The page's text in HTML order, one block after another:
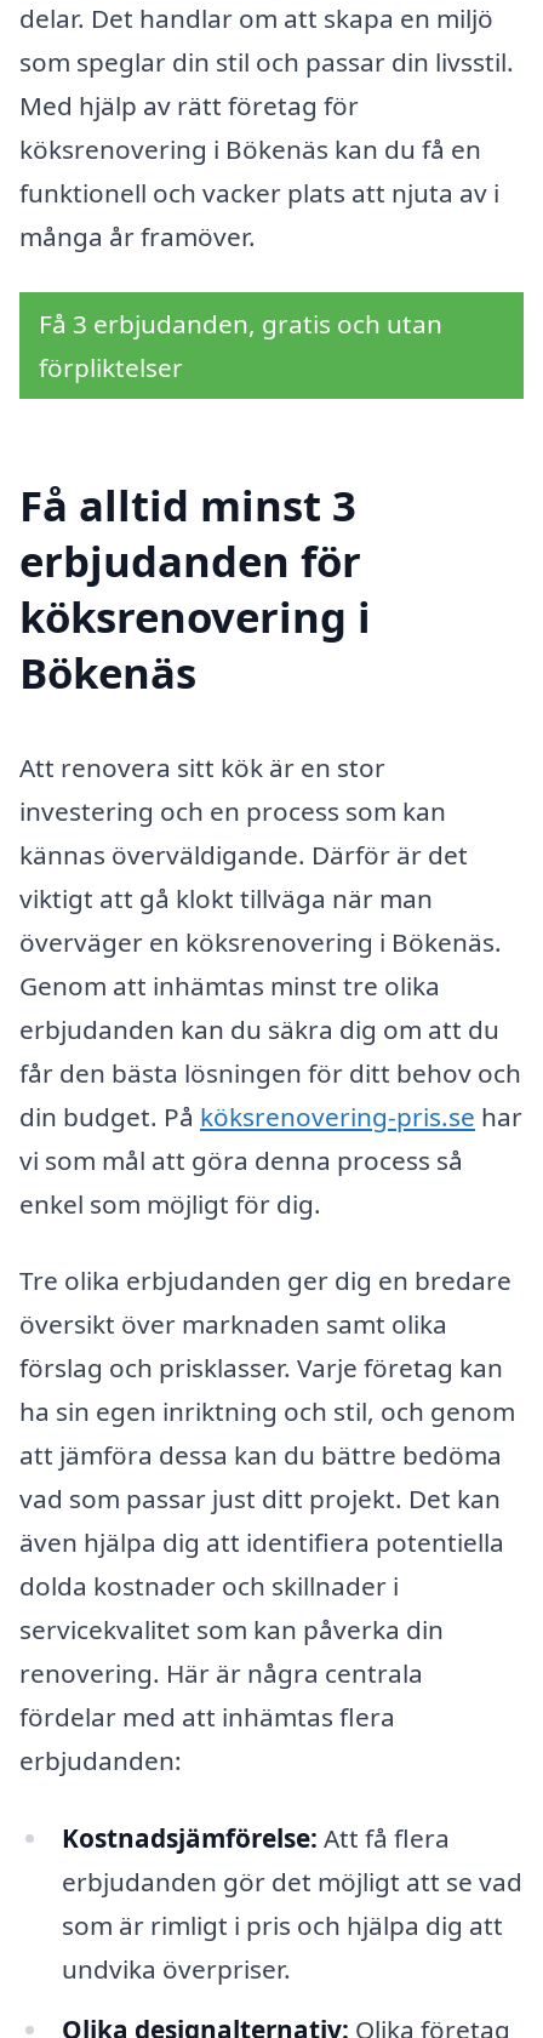
delar. Det handlar om att skapa en miljö
som speglar din stil och passar din livsstil.
Med hjälp av rätt företag för
köksrenovering i Bökenäs kan du få en
funktionell och vacker plats att njuta av i
många år framöver.
Få 3 erbjudanden, gratis och utan
förpliktelser
Få alltid minst 3
erbjudanden för
köksrenovering i
Bökenäs
Att renovera sitt kök är en stor
investering och en process som kan
kännas överväldigande. Därför är det
viktigt att gå klokt tillväga när man
överväger en köksrenovering i Bökenäs.
Genom att inhämtas minst tre olika
erbjudanden kan du säkra dig om att du
får den bästa lösningen för ditt behov och
din budget. På köksrenovering-pris.se har
vi som mål att göra denna process så
enkel som möjligt för dig.
Tre olika erbjudanden ger dig en bredare
översikt över marknaden samt olika
förslag och prisklasser. Varje företag kan
ha sin egen inriktning och stil, och genom
att jämföra dessa kan du bättre bedöma
vad som passar just ditt projekt. Det kan
även hjälpa dig att identifiera potentiella
dolda kostnader och skillnader i
servicekvalitet som kan påverka din
renovering. Här är några centrala
fördelar med att inhämtas flera
erbjudanden:
Kostnadsjämförelse: Att få flera
erbjudanden gör det möjligt att se vad
som är rimligt i pris och hjälpa dig att
undvika överpriser.
Olika designalternativ: Olika företag